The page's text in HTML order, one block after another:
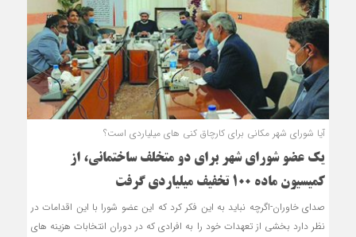
آیا شورای شهر مکانی برای کارچاق کنی های میلیاردی است؟
یک عضو شورای شهر برای دو متخلف ساختمانی، از
کمیسیون ماده 100 تخفیف میلیاردی گرفت
صدای خاوران-اگرچه نباید به این فکر کرد که این عضو شورا با این اقدامات در
نظر دارد بخشی از تعهدات خود را به افرادی که در دوران انتخابات هزینه های